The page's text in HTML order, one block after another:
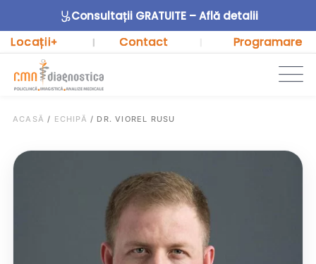
Consultații GRATUITE – Află detalii
Locații+ | Contact Programare
ACASĂ / ECHIPĂ / DR. VIOREL RUSU